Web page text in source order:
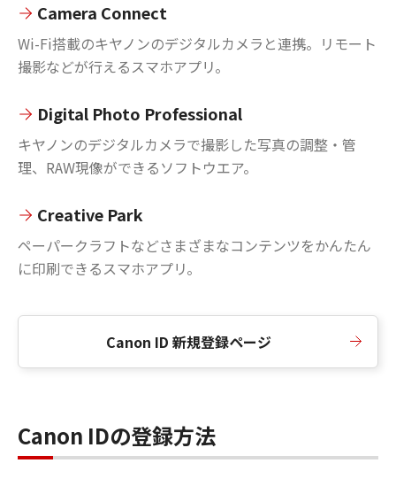
Camera Connect
Wi-Fi搭載のキヤノンのデジタルカメラと連携。リモート
撮影などが行えるスマホアプリ。
Digital Photo Professional
キヤノンのデジタルカメラで撮影した写真の調整・管
理、RAW現像ができるソフトウエア。
Creative Park
ペーパークラフトなどさまざまなコンテンツをかんたん
に印刷できるスマホアプリ。
Canon ID 新規登録ページ
Canon IDの登録方法